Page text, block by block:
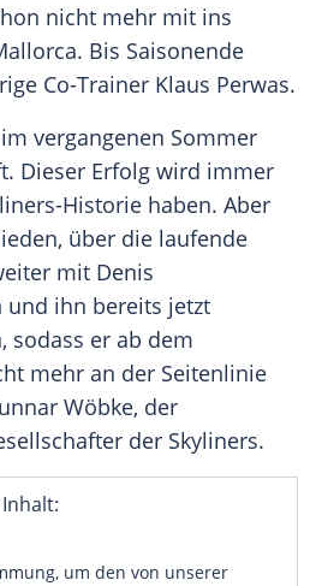
nicht mehr mit ins
. Bis Saisonende
Co-Trainer Klaus Perwas.
vergangenen Sommer
Dieser Erfolg wird immer
Historie haben. Aber
über die laufende
mit Denis
und ihn bereits jetzt
sodass er ab dem
mehr an der Seitenlinie
Wöbke, der
der Skyliners.
um den von unserer